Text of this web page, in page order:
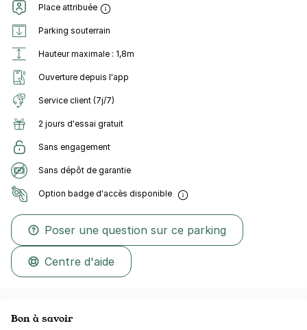
Place attribuée
Parking souterrain
Hauteur maximale : 1,8m
Ouverture depuis l'app
Service client (7j/7)
2 jours d'essai gratuit
Sans engagement
Sans dépôt de garantie
Option badge d'accès disponible
Poser une question sur ce parking
Centre d'aide
Bon à savoir